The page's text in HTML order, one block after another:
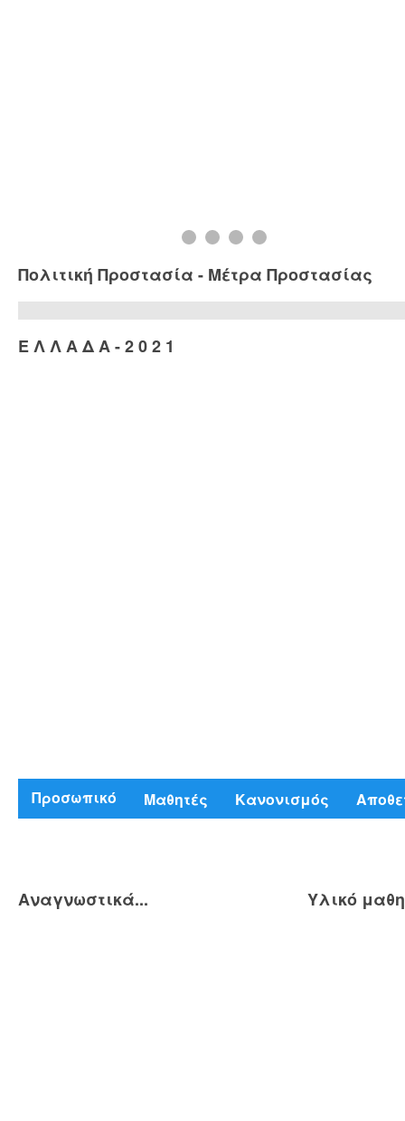
Πολιτική Προστασία - Μέτρα Προστασίας
Ε Λ Λ Α Δ Α - 2 0 2 1
Προσωπικό Μαθητές Κανονισμός
Αναγνωστικά... Υλικό